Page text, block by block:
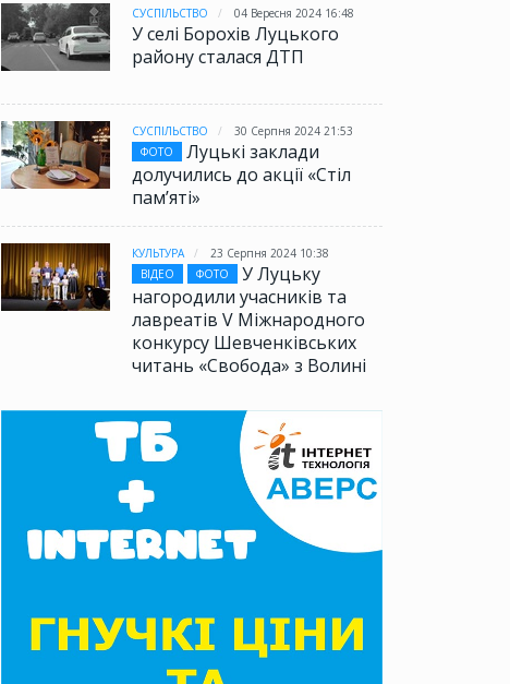
СУСПІЛЬСТВО 04 Вересня 2024 16:48
У селі Борохів Луцького
району сталася ДТП
СУСПІЛЬСТВО
30 Серпня 2024 21:53
ФОТО
Луцькі заклади
долучились до акції «Стіл
памʼяті»
КУЛЬТУРА
23 Серпня 2024 10:38
ВІДЕО
ФОТО
У Луцьку
нагородили учасників та
лавреатів V Міжнародного
конкурсу Шевченківських
читань «Свобода» з Волині